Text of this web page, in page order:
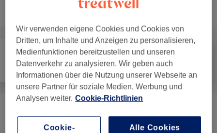
Nicht gefunden wonach du gesucht hast?
Alle Nägel Gesicht
Wir verwenden eigene Cookies und Cookies von
Dritten, um Inhalte und Anzeigen zu personalisieren,
Medienfunktionen bereitzustellen und unseren
Datenverkehr zu analysieren. Wir geben auch
Informationen über die Nutzung unserer Webseite an
unsere Partner für soziale Medien, Werbung und
Analysen weiter. Cookie-Richtlinien
Cookie-
Alle Cookies